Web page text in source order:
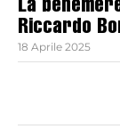
La
Riccardo
18 Aprile 2025